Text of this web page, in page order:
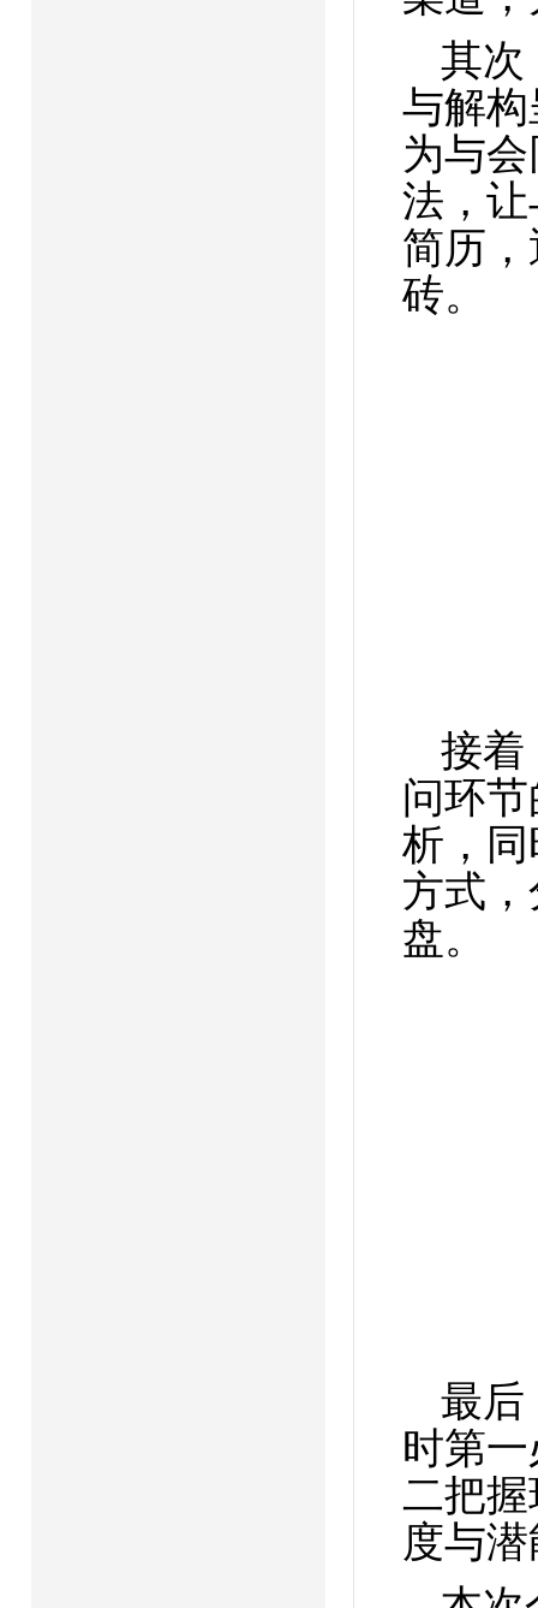
其次
与解
为与
法，
简历
砖。
接着
问环
析，
方式
盘。
最后
时第
二把
度与